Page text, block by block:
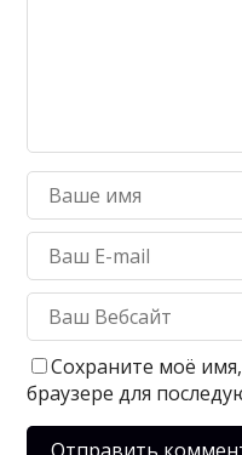
Сохраните моё
браузере для